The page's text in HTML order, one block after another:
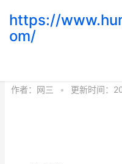
https://
om/
作者： 网三 • 更新时间：